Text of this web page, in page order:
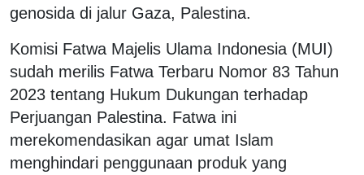
genosida di jalur Gaza, Palestina.
Komisi Fatwa Majelis Ulama Indonesia (MUI)
sudah merilis Fatwa Terbaru Nomor 83 Tahun
2023 tentang Hukum Dukungan terhadap
Perjuangan Palestina. Fatwa ini
merekomendasikan agar umat Islam
menghindari penggunaan produk yang